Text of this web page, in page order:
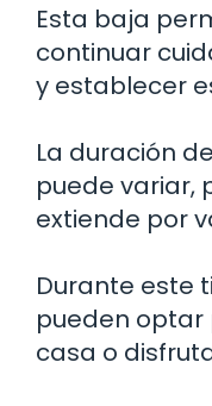
Esta baja
continuar
y establecer
La duración
puede variar,
extiende por
Durante este
pueden
casa o